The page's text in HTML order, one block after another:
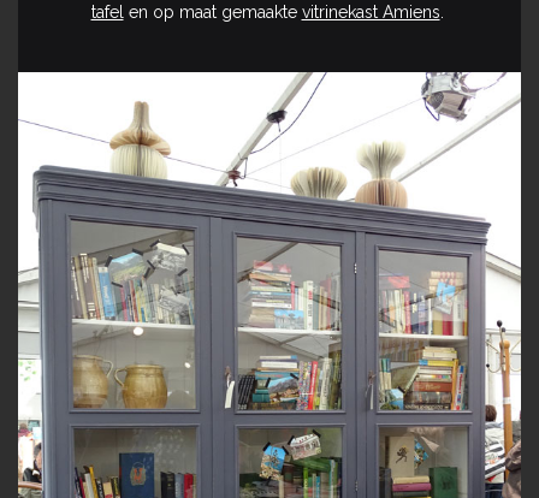
tafel en op maat gemaakte vitrinekast Amiens